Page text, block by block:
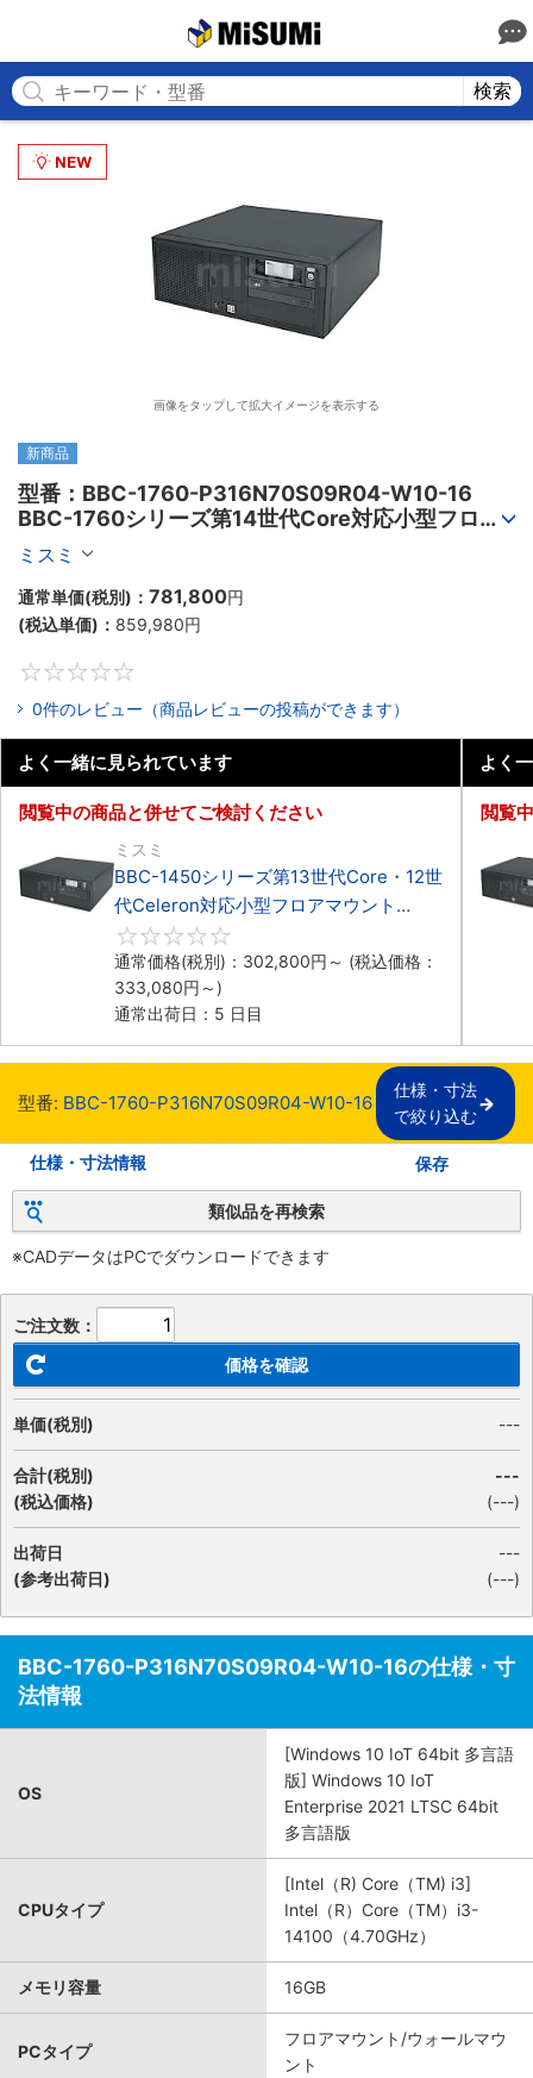
検索
画像をタップして拡大イメージを表示する
新商品
型番：BBC-1760-P316N70S09R04-W10-16
BBC-1760シリーズ第14世代Core対応小型フロア
マウント3PCIe
ミスミ
通常単価(税別)： 781,800円
(税込単価)： 859,980円
0件のレビュー（商品レビューの投稿ができます）
よく一緒に見られています
閲覧中の商品と併せてご検討ください
ミスミ
BBC-1450シリーズ第13世代Core・12世
代Celeron対応小型フロアマウント
4PCIe
通常価格(税別)： 302,800円 ～ (税込価格：
333,080円 ～)
通常出荷日：5 日目
よく
閲覧
型番: BBC-1760-P316N70S09R04-W10-16
仕様・寸法
で絞り込む
仕様・寸法情報 保存
類似品を再検索
※CADデータはPCでダウンロードできます
ご注文数：
価格を確認
単価(税別) ---
合計(税別)
(税込価格)
---
(---)
出荷日
(参考出荷日)
---
(---)
BBC-1760-P316N70S09R04-W10-16の仕様・寸
法情報
OS
[Windows 10 IoT 64bit 多言語
版] Windows 10 IoT
Enterprise 2021 LTSC 64bit
多言語版
CPUタイプ
[Intel（R) Core（TM) i3]
Intel（R）Core（TM）i3-
14100（4.70GHz）
メモリ容量 16GB
PCタイプ
フロアマウント/ウォールマウ
ント